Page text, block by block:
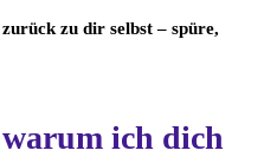
zu dir selbst – spüre,
ich dich